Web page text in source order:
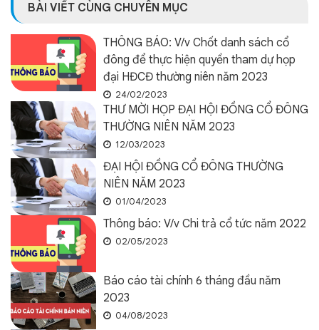
BÀI VIẾT CÙNG CHUYÊN MỤC
THÔNG BÁO: V/v Chốt danh sách cổ
đông để thực hiện quyền tham dự họp
đại HĐCĐ thường niên năm 2023
24/02/2023
THƯ MỜI HỌP ĐẠI HỘI ĐỒNG CỔ ĐÔNG
THƯỜNG NIÊN NĂM 2023
12/03/2023
ĐẠI HỘI ĐỒNG CỔ ĐÔNG THƯỜNG
NIÊN NĂM 2023
01/04/2023
Thông báo: V/v Chi trả cổ tức năm 2022
02/05/2023
Báo cáo tài chính 6 tháng đầu năm
2023
04/08/2023